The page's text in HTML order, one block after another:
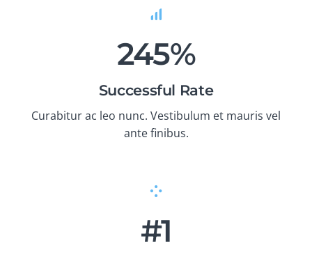
245%
Successful Rate
Curabitur ac leo nunc. Vestibulum et mauris vel
ante finibus.
#1